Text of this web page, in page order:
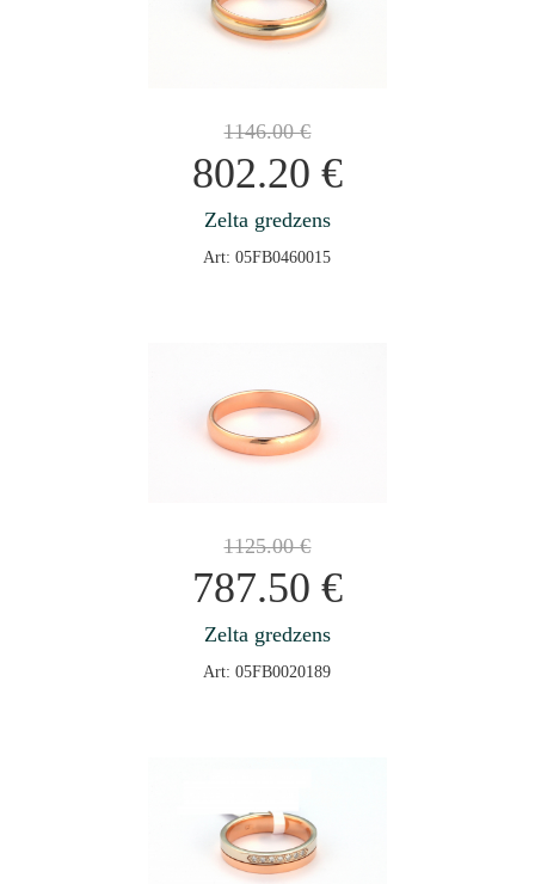
1146.00€
802.20 €
Zelta gredzens
Art: 05FB0460015
1125.00€
787.50 €
Zelta gredzens
Art: 05FB0020189